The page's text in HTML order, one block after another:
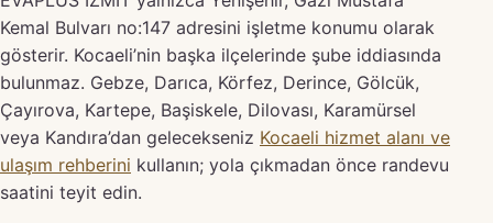
Kemal Bulvarı no:147 adresini işletme konumu olarak
gösterir. Kocaeli’nin başka ilçelerinde şube iddiasında
bulunmaz. Gebze, Darıca, Körfez, Derince, Gölcük,
Çayırova, Kartepe, Başiskele, Dilovası, Karamürsel
veya Kandıra’dan gelecekseniz Kocaeli hizmet alanı ve
ulaşım rehberini kullanın; yola çıkmadan önce randevu
saatini teyit edin.